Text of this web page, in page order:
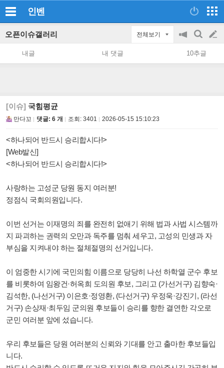
인벤
오픈이슈갤러리 전체보기
공
지
on/off
검
색
글
쓰
내글 내 댓글 10추글
[이슈] 국힘평균
만다꼬 댓글: 6 개 조회: 3401 2026-05-15 15:10:23
<하나되어 반드시 승리합시다!>
[Web발신]
<하나되어 반드시 승리합시다!>
사랑하는 고성군 당원 동지 여러분!
정점식 국회의원입니다.
이번 선거는 이재명의 죄를 완전히 없애기 위해 법과 사법 시스템까
지 파괴하는 권력의 오만과 독주를 멈춰 세우고, 고성의 민생과 자
부심을 지켜내야 하는 절체절명의 선거입니다.
이 엄중한 시기에 국민의힘 이름으로 당당히 나선 하학열 군수 후보
를 비롯하여 임왕건·허옥희 도의원 후보, 그리고 (가선거구) 김향숙·
김석한, (나선거구) 이은호·정영환, (다선거구) 우정욱·강진기, (라선
거구) 손상재·최두임 군의원 후보들이 승리를 향한 결연한 각오로
군민 여러분 앞에 섰습니다.
우리 후보들은 당원 여러분의 신뢰와 기대를 안고 출마한 후보들입
니다.